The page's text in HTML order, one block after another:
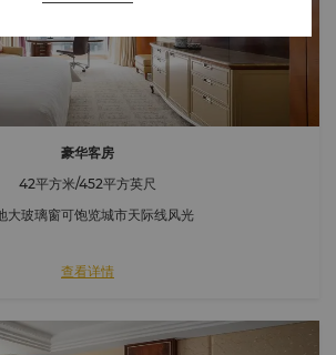
豪华客房
42平方米/452平方英尺
大玻璃窗可饱览城市天际线风光
查看详情